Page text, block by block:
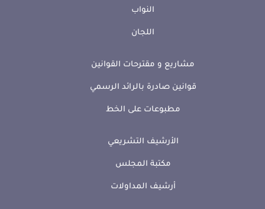
النواب
اللجان
مشاريع و مقترحات القوانين
قوانين صادرة بالرائد الرسمي
مطبوعات على الخط
الأرشيف التشريعي
مكتبة المجلس
أرشيف المداولات